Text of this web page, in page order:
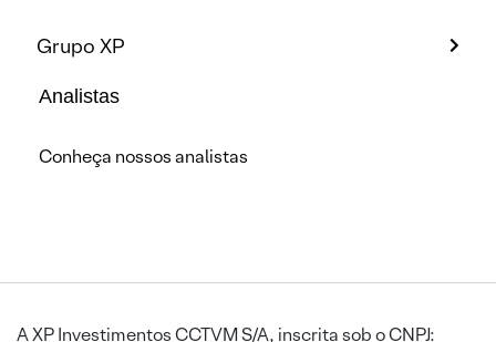
Grupo XP
Analistas
Conheça nossos analistas
A XP Investimentos CCTVM S/A, inscrita sob o CNPJ: